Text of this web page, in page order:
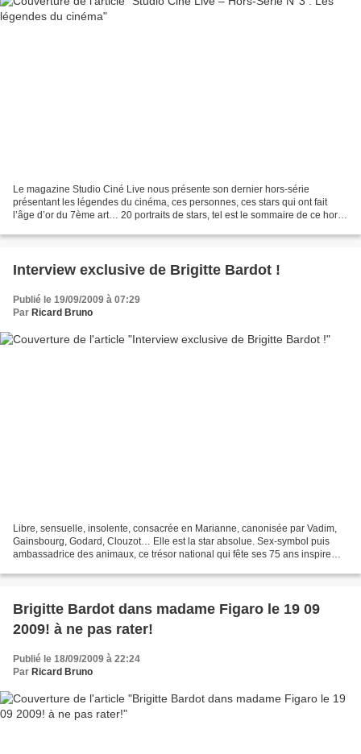
Le magazine Studio Ciné Live nous présente son dernier hors-série
présentant les légendes du cinéma, ces personnes, ces stars qui ont fait
l’âge d’or du 7ème art… 20 portraits de stars, tel est le sommaire de ce hors-
Interview exclusive de Brigitte Bardot !
Publié le 19/09/2009 à 07:29
Par Ricard Bruno
Libre, sensuelle, insolente, consacrée en Marianne, canonisée par Vadim,
Gainsbourg, Godard, Clouzot… Elle est la star absolue. Sex-symbol puis
ambassadrice des animaux, ce trésor national qui fête ses 75 ans inspire
Brigitte Bardot dans madame Figaro le 19 09
2009! à ne pas rater!
Publié le 18/09/2009 à 22:24
Par Ricard Bruno